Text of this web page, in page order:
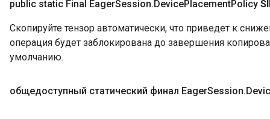
public static Final EagerSession.DevicePlacementPolicy
Скопируйте тензор автоматически, что приведет к
операция будет заблокирована до завершения
умолчанию.
общедоступный статический финал EagerSession.